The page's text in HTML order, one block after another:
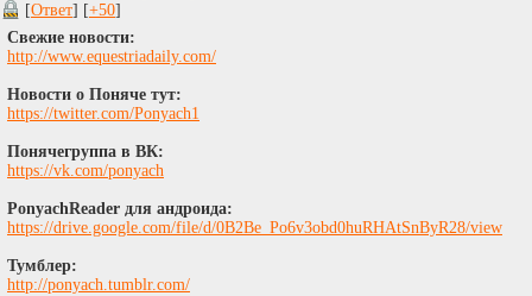
[Ответ] [+50]
Свежие новости:
http://www.equestriadaily.com/
Новости о Поняче тут:
https://twitter.com/Ponyach1
Понячегруппа в ВК:
https://vk.com/ponyach
PonyachReader для андроида:
https://drive.google.com/file/d/0B2Be_Po6v3obd0huRHAtSnByR28/view
Тумблер:
http://ponyach.tumblr.com/